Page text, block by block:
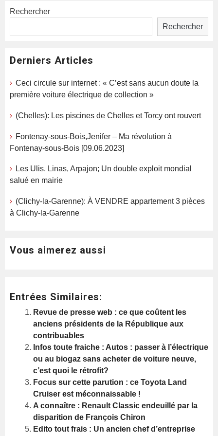
Rechercher
Rechercher
Derniers Articles
Ceci circule sur internet : « C’est sans aucun doute la
première voiture électrique de collection »
(Chelles): Les piscines de Chelles et Torcy ont rouvert
Fontenay-sous-Bois,Jenifer – Ma révolution à
Fontenay-sous-Bois [09.06.2023]
Les Ulis, Linas, Arpajon; Un double exploit mondial
salué en mairie
(Clichy-la-Garenne): À VENDRE appartement 3 pièces
à Clichy-la-Garenne
Vous aimerez aussi
Entrées Similaires:
Revue de presse web : ce que coûtent les
anciens présidents de la République aux
contribuables
Infos toute fraiche : Autos : passer à l’électrique
ou au biogaz sans acheter de voiture neuve,
c’est quoi le rétrofit?
Focus sur cette parution : ce Toyota Land
Cruiser est méconnaissable !
A connaître : Renault Classic endeuillé par la
disparition de François Chiron
Edito tout frais : Un ancien chef d’entreprise